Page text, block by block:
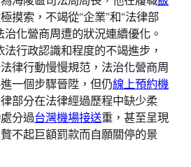
摸索，不竭從“企業”和“法律部
化營商周遭的狀況連續優化。
行政認識和程度的不竭進步，
律行動慢慢規范，法治化營商周
一個步驟晉陞，但仍線上預約機
部分在法律經過歷程中缺少柔
分過台灣機場接送重，甚至呈現
不起巨額罰款而自願關停的景